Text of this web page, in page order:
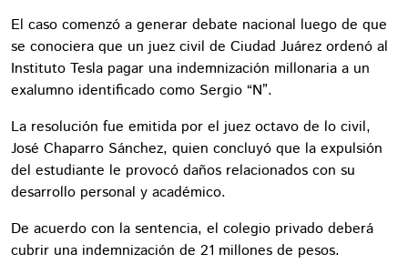
El caso comenzó a generar debate nacional luego de que
se conociera que un juez civil de Ciudad Juárez ordenó al
Instituto Tesla pagar una indemnización millonaria a un
exalumno identificado como Sergio “N”.
La resolución fue emitida por el juez octavo de lo civil,
José Chaparro Sánchez, quien concluyó que la expulsión
del estudiante le provocó daños relacionados con su
desarrollo personal y académico.
De acuerdo con la sentencia, el colegio privado deberá
cubrir una indemnización de 21 millones de pesos.